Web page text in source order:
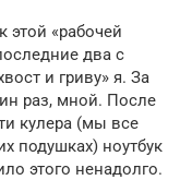
«рабочей
два с
и гриву» я. За
раз, мной. После
кулера (мы все
подушках) ноутбук
этого ненадолго.